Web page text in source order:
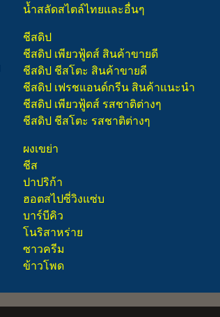
น้ำสลัดสไตล์ไทยและอื่นๆ
ชีสดิป
ชีสดิป เพียวฟู้ดส์ สินค้าขายดี
ชีสดิป ชีสโตะ สินค้าขายดี
ชีสดิป เฟรชแอนด์กรีน สินค้าแนะนำ
ชีสดิป เพียวฟู้ดส์ รสชาติต่างๆ
ชีสดิป ชีสโตะ รสชาติต่างๆ
ผงเขย่า
ชีส
ปาปริก้า
ฮอตสไปซี่วิงแซ่บ
บาร์บีคิว
โนริสาหร่าย
ซาวครีม
ข้าวโพด